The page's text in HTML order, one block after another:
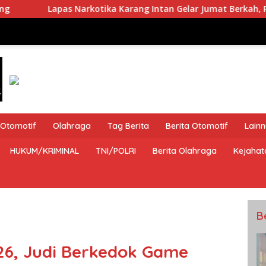
Karang Intan Gelar Jumat Berkah, Petugas Berbagi
Otomotif Olahraga Tag Berita Berita Otomotif
HUKUM/KRIMINAL TNI/POLRI Berita Olahraga
Judi Berkedok Game